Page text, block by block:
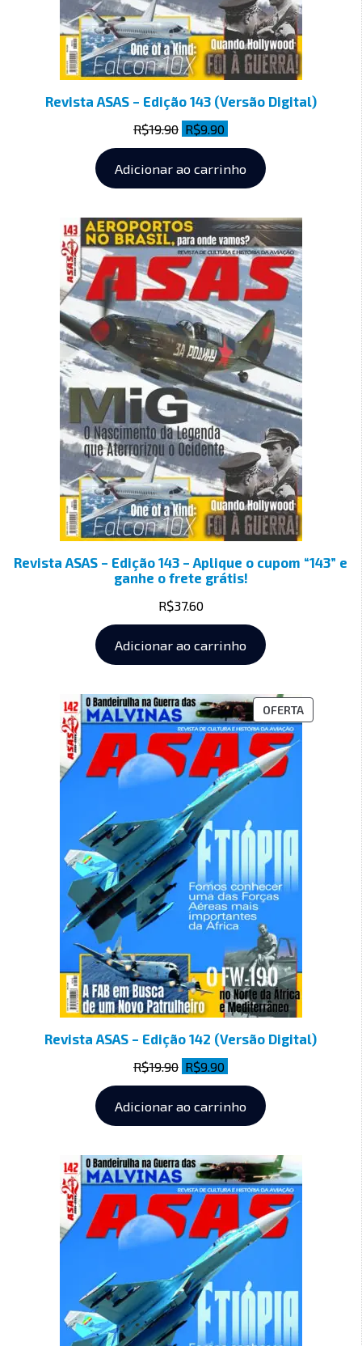
Revista ASAS – Edição 143 (Versão Digital)
R$19.90 R$9.90
Adicionar ao carrinho
Revista ASAS – Edição 143 – Aplique o cupom “143” e
ganhe o frete grátis!
R$37.60
Adicionar ao carrinho
OFERTA
Revista ASAS – Edição 142 (Versão Digital)
R$19.90 R$9.90
Adicionar ao carrinho